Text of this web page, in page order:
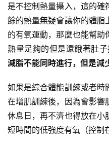
是不控制熱量攝入，這的確
餘的熱量無疑會讓你的體脂
的有氧運動，那麼也能幫助
熱量足夠的但是還餓著肚
減脂不能同時進行，但是減
如果是綜合體能訓練或者時
在增肌訓練後，因為會影響
休息日，再不濟也得放在小
短時間的低強度有氧（控制